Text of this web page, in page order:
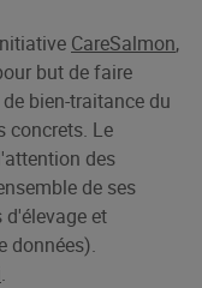
CareSalmon,
but de faire
bien-traitance du
concrets. Le
des
de ses
et
données).
.